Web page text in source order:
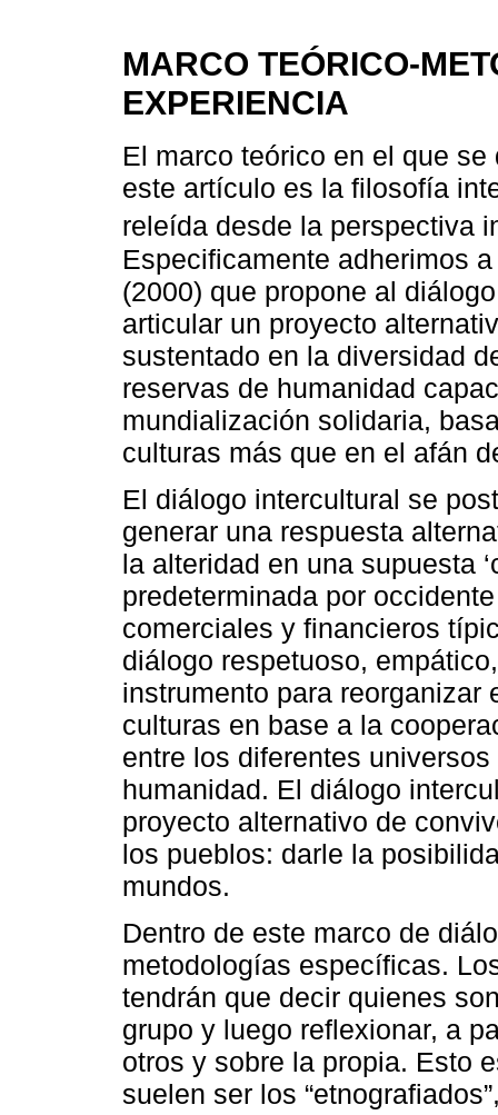
MARCO TEÓRICO-
EXPERIENCIA
El marco teórico en el que
este artículo es la filosofía
releída desde la perspectiva
Especificamente adherimos
(2000) que propone al
articular un proyecto
sustentado en la diversidad
reservas de humanidad
mundialización solidaria,
culturas más que en el afán
El diálogo intercultural se
generar una respuesta
la alteridad en una supuesta
predeterminada por
comerciales y financieros
diálogo respetuoso,
instrumento para reorganizar
culturas en base a la
entre los diferentes
humanidad. El diálogo
proyecto alternativo de
los pueblos: darle la
mundos.
Dentro de este marco de
metodologías específicas.
tendrán que decir quienes
grupo y luego reflexionar, a
otros y sobre la propia. Esto
suelen ser los